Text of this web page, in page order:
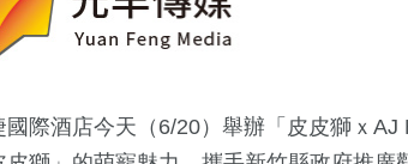
國際酒店今天（6/20）舉辦「皮皮獅ｘAJ